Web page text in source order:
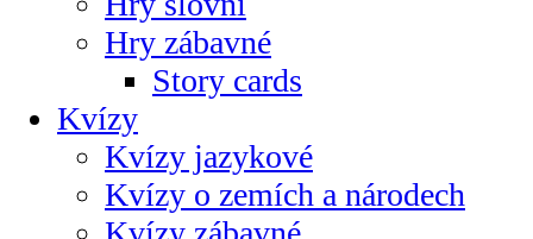
Hry zábavné
Story cards
Kvízy
Kvízy jazykové
Kvízy o zemích a národech